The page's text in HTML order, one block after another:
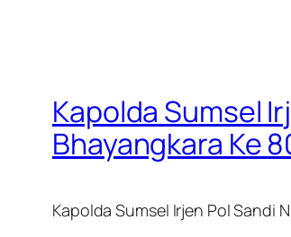
Kapolda Sumsel
Bhayangkara Ke
Kapolda Sumsel Irjen Pol Sandi